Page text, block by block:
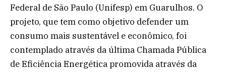
Federal de São Paulo (Unifesp) em Guarulhos. O
projeto, que tem como objetivo defender um
consumo mais sustentável e econômico, foi
contemplado através da última Chamada Pública
de Eficiência Energética promovida através da